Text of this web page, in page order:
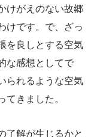
けがえのない故郷
けです。で、ざっ
を良しとする空気
な感想としてで
られるような空気
きました。
了解が生じるかと